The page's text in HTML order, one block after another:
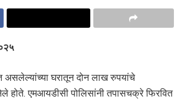
असलेल्यांच्या घरातून दोन लाख रुपयांचे
होते. एमआयडीसी पोलिसांनी तपासचक्रे फिरवित